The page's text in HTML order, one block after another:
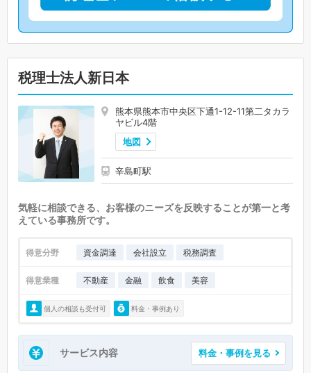
税理士法人新日本
熊本県熊本市中央区下通1-12-11第二タカラ
ヤビル4階
地図
辛島町駅
気軽に相談できる、お客様のニーズを反映することが第一と考
えている事務所です。
得意分野 資金調達 会社設立 税務調査
得意業種 不動産 金融 飲食 美容
個人の相談も受付可 料金・事例あり
サービス内容 料金・事例を見る